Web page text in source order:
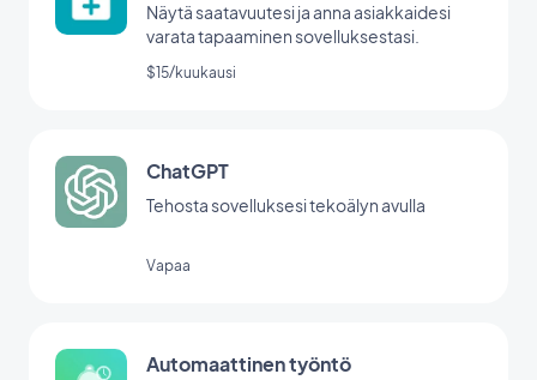
Näytä saatavuutesi ja anna asiakkaidesi
varata tapaaminen sovelluksestasi.
$15/kuukausi
ChatGPT
Tehosta sovelluksesi tekoälyn avulla
Vapaa
Automaattinen työntö